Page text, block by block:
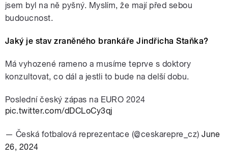
jsem byl na ně pyšný. Myslím, že mají před sebou
budoucnost.
Jaký je stav zraněného brankáře Jindřicha Staňka?
Má vyhozené rameno a musíme teprve s doktory
konzultovat, co dál a jestli to bude na delší dobu.
Poslední český zápas na EURO 2024
pic.twitter.com/dDCLoCy3qj
— Česká fotbalová reprezentace (@ceskarepre_cz)June
26, 2024